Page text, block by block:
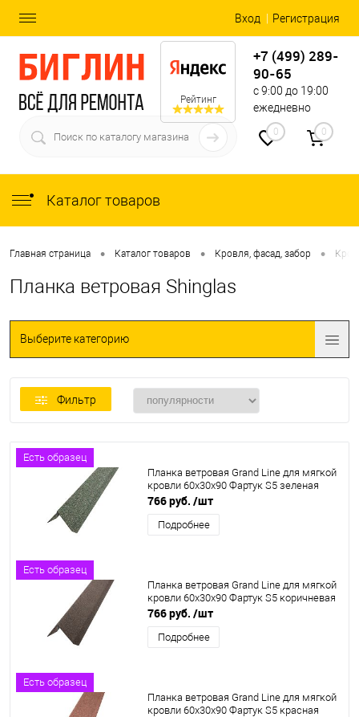
Вход Регистрация
Рейтинг
+7 (499) 289-
90-65
с 9:00 до 19:00
ежедневно
0 0
Каталог товаров
Главная страница • Каталог товаров • Кровля, фасад, забор •
Планка ветровая Shinglas
Выберите категорию
Фильтр
Есть образец
Планка ветровая Grand Line для мягкой
кровли 60x30x90 Фартук S5 зеленая
766 руб. /шт
Подробнее
Есть образец
Планка ветровая Grand Line для мягкой
кровли 60x30x90 Фартук S5 коричневая
766 руб. /шт
Подробнее
Есть образец
Планка ветровая Grand Line для мягкой
кровли 60x30x90 Фартук S5 красная